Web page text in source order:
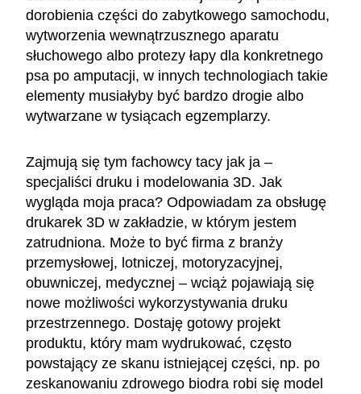
dorobienia części do zabytkowego samochodu,
wytworzenia wewnątrzusznego aparatu
słuchowego albo protezy łapy dla konkretnego
psa po amputacji, w innych technologiach takie
elementy musiałyby być bardzo drogie albo
wytwarzane w tysiącach egzemplarzy.
Zajmują się tym fachowcy tacy jak ja –
specjaliści druku i modelowania 3D. Jak
wygląda moja praca? Odpowiadam za obsługę
drukarek 3D w zakładzie, w którym jestem
zatrudniona. Może to być firma z branży
przemysłowej, lotniczej, motoryzacyjnej,
obuwniczej, medycznej – wciąż pojawiają się
nowe możliwości wykorzystywania druku
przestrzennego. Dostaję gotowy projekt
produktu, który mam wydrukować, często
powstający ze skanu istniejącej części, np. po
zeskanowaniu zdrowego biodra robi się model